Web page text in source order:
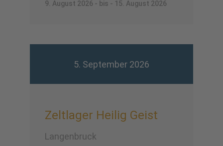
9. August 2026 - bis - 15. August 2026
5. September 2026
Zeltlager Heilig Geist
Langenbruck